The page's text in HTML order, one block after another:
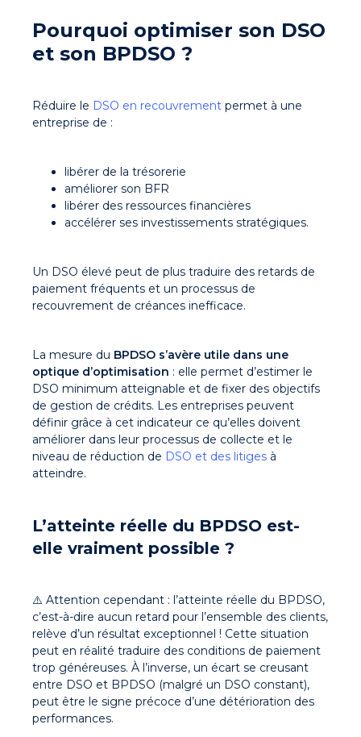
Pourquoi optimiser son DSO
et son BPDSO ?
Réduire le DSO en recouvrement permet à une
entreprise de :
libérer de la trésorerie
améliorer son BFR
libérer des ressources financières
accélérer ses investissements stratégiques.
Un DSO élevé peut de plus traduire des retards de
paiement fréquents et un processus de
recouvrement de créances inefficace.
La mesure du BPDSO s’avère utile dans une
optique d’optimisation : elle permet d’estimer le
DSO minimum atteignable et de fixer des objectifs
de gestion de crédits. Les entreprises peuvent
définir grâce à cet indicateur ce qu’elles doivent
améliorer dans leur processus de collecte et le
niveau de réduction de DSO et des litiges à
atteindre.
L’atteinte réelle du BPDSO est-
elle vraiment possible ?
⚠️ Attention cependant : l’atteinte réelle du BPDSO,
c’est-à-dire aucun retard pour l’ensemble des clients,
relève d’un résultat exceptionnel ! Cette situation
peut en réalité traduire des conditions de paiement
trop généreuses. À l’inverse, un écart se creusant
entre DSO et BPDSO (malgré un DSO constant),
peut être le signe précoce d’une détérioration des
performances.